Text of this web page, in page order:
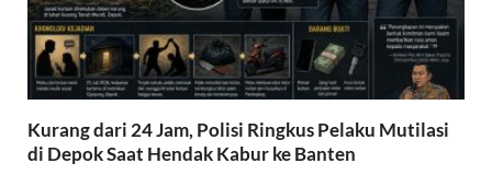
Kurang dari 24 Jam, Polisi Ringkus Pelaku Mutilasi
di Depok Saat Hendak Kabur ke Banten